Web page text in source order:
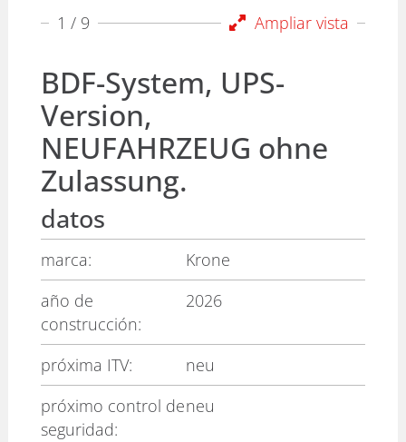
Ampliar vista
1 / 9
BDF-System, UPS-
Version,
NEUFAHRZEUG ohne
Zulassung.
datos
marca:
Krone
año de
construcción:
2026
próxima ITV:
neu
próximo control de
seguridad:
neu